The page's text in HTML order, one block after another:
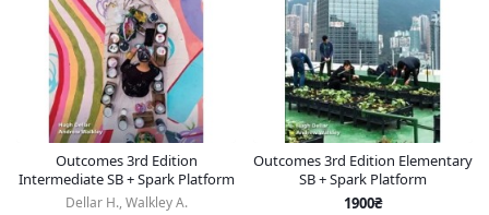
Outcomes 3rd Edition
Intermediate SB + Spark Platform
Dellar H., Walkley A.
Outcomes 3rd Edition Elementary
SB + Spark Platform
1900₴